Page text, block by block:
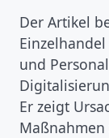
Der Artikel
und
Er zeigt
Maßnahmen